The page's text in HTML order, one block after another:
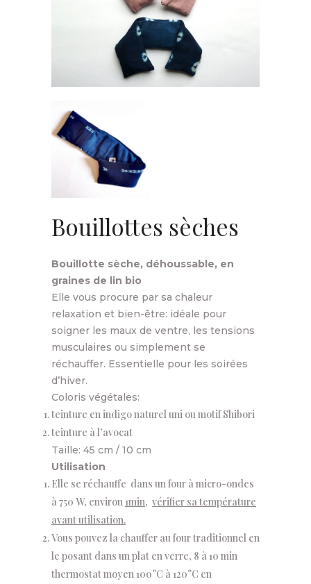
Bouillottes sèches
Bouillotte sèche, déhoussable, en
graines de lin bio
Elle vous procure par sa chaleur
relaxation et bien-être: idéale pour
soigner les maux de ventre, les tensions
musculaires ou simplement se
réchauffer. Essentielle pour les soirées
d’hiver.
Coloris végétales:
teinture en indigo naturel uni ou motif Shibori
teinture à l’avocat
Taille: 45 cm / 10 cm
Utilisation
Elle se réchauffe dans un four à micro-ondes
à 750 W, environ 1min, vérifier sa température
avant utilisation.
Vous pouvez la chauffer au four traditionnel en
le posant dans un plat en verre, 8 à 10 min
thermostat moyen 100°C à 120°C en